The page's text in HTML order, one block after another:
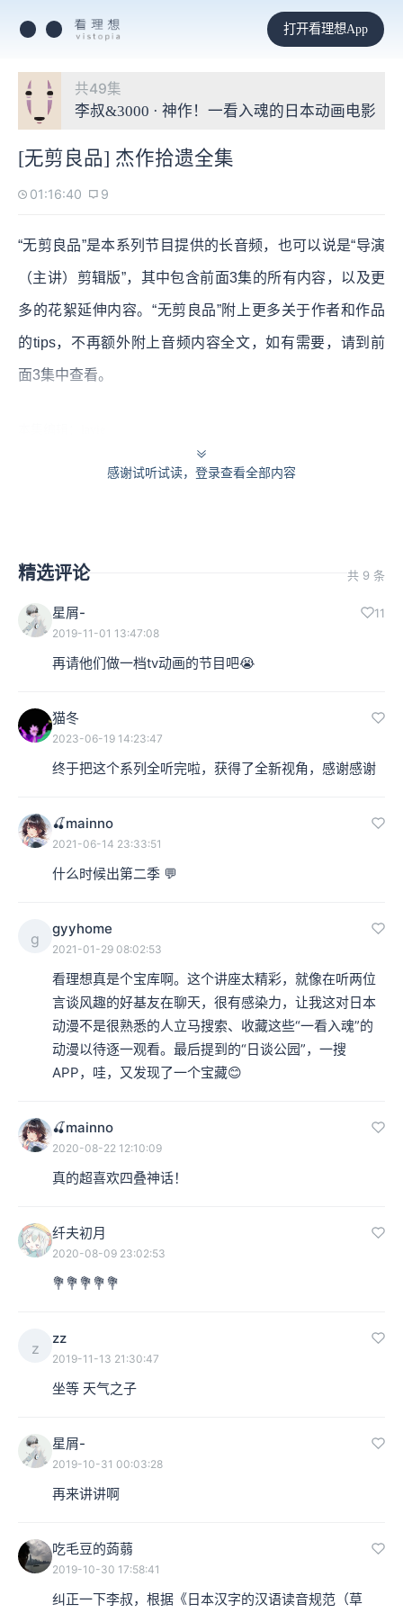
打开看理想App
共49集
李叔&3000 · 神作！一看入魂的日本动画电影
[无剪良品] 杰作拾遗全集
01:16:40 9
“无剪良品”是本系列节目提供的长音频，也可以说是“导演
（主讲）剪辑版”，其中包含前面3集的所有内容，以及更
多的花絮延伸内容。“无剪良品”附上更多关于作者和作品
的tips，不再额外附上音频内容全文，如有需要，请到前
面3集中查看。
感谢试听试读，登录查看全部内容
精选评论 共 9 条
星屑- 11
2019-11-01 13:47:08
再请他们做一档tv动画的节目吧😭
猫冬
2023-06-19 14:23:47
终于把这个系列全听完啦，获得了全新视角，感谢感谢
🍒mainno
2021-06-14 23:33:51
什么时候出第二季 💬
g
gyyhome
2021-01-29 08:02:53
看理想真是个宝库啊。这个讲座太精彩，就像在听两位
言谈风趣的好基友在聊天，很有感染力，让我这对日本
动漫不是很熟悉的人立马搜索、收藏这些“一看入魂”的
动漫以待逐一观看。最后提到的“日谈公园”，一搜
APP，哇，又发现了一个宝藏😊
🍒mainno
2020-08-22 12:10:09
真的超喜欢四叠神话！
纤夫初月
2020-08-09 23:02:53
💐💐💐💐💐
z
zz
2019-11-13 21:30:47
坐等 天气之子
星屑-
2019-10-31 00:03:28
再来讲讲啊
吃毛豆的蒟蒻
2019-10-30 17:58:41
纠正一下李叔，根据《日本汉字的汉语读音规范（草